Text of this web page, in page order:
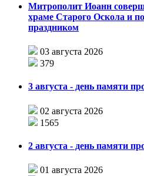
Митрополит Иоанн
храме Старого Оскола и
праздником
03 августа 2026
379
3 августа - день памяти
02 августа 2026
1565
2 августа - день памяти
01 августа 2026